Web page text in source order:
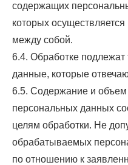
содержащих
которых
между собой.
6.4. Обработке
данные, которые
6.5. Содержание и
персональных данных
целям обработки. Не
обрабатываемых
по отношению к